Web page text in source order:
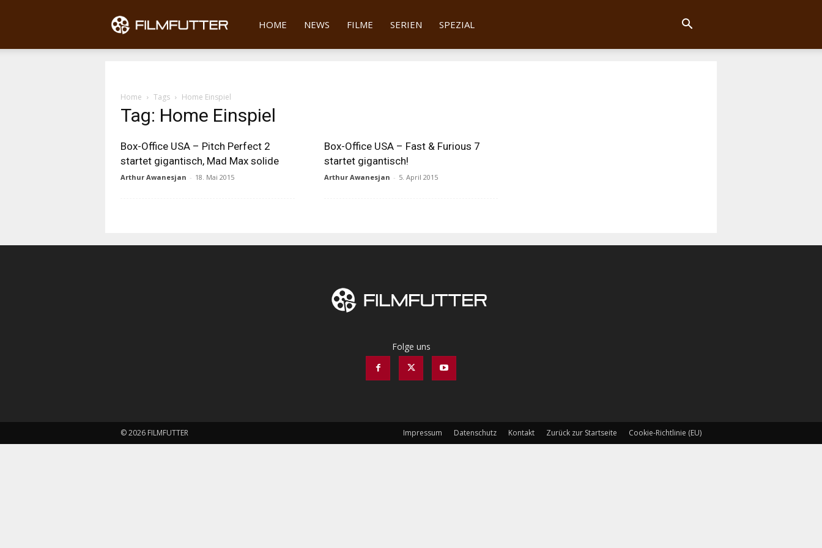
Filmfutter
HOME NEWS FILME SERIEN SPEZIAL
Home Tags Home Einspiel
Tag: Home Einspiel
Box-Office USA – Pitch Perfect 2
startet gigantisch, Mad Max solide
Arthur Awanesjan - 18. Mai 2015
Box-Office USA – Fast & Furious 7
startet gigantisch!
Arthur Awanesjan - 5. April 2015
Folge uns
Impressum Datenschutz Kontakt Zurück zur Startseite Cookie-Richtlinie (EU)
© 2026 FILMFUTTER